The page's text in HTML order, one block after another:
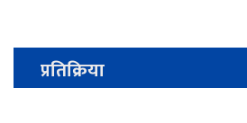
प्रतिक्रिया